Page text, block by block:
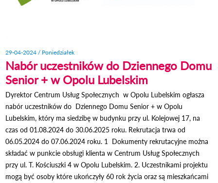
29-04-2024 / Poniedziałek
Nabór uczestników do Dziennego Domu
Senior + w Opolu Lubelskim
Dyrektor Centrum Usług Społecznych w Opolu Lubelskim ogłasza
nabór uczestników do Dziennego Domu Senior + w Opolu
Lubelskim, który ma siedzibę w budynku przy ul. Kolejowej 17, na
czas od 01.08.2024 do 30.06.2025 roku. Rekrutacja trwa od
06.05.2024 do 07.06.2024 roku. 1 Dokumenty rekrutacyjne można
składać w punkcie obsługi klienta w Centrum Usług Społecznych
przy ul. T. Kościuszki 4 w Opolu Lubelskim. 2. Uczestnikami projektu
mogą być osoby które ukończyły 60 rok życia oraz są mieszkańcami